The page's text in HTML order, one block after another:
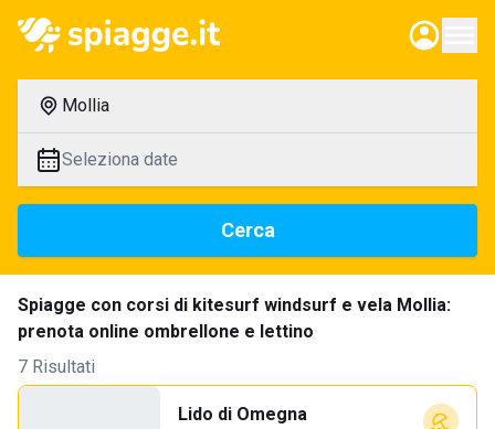
Mollia
Seleziona date
Cerca
Spiagge con corsi di kitesurf windsurf e vela Mollia:
prenota online ombrellone e lettino
7 Risultati
Lido di Omegna